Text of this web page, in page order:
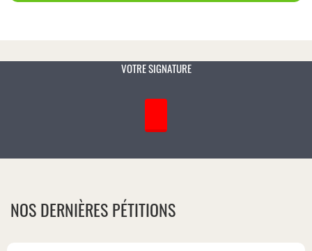
VOTRE SIGNATURE
NOS DERNIÈRES PÉTITIONS